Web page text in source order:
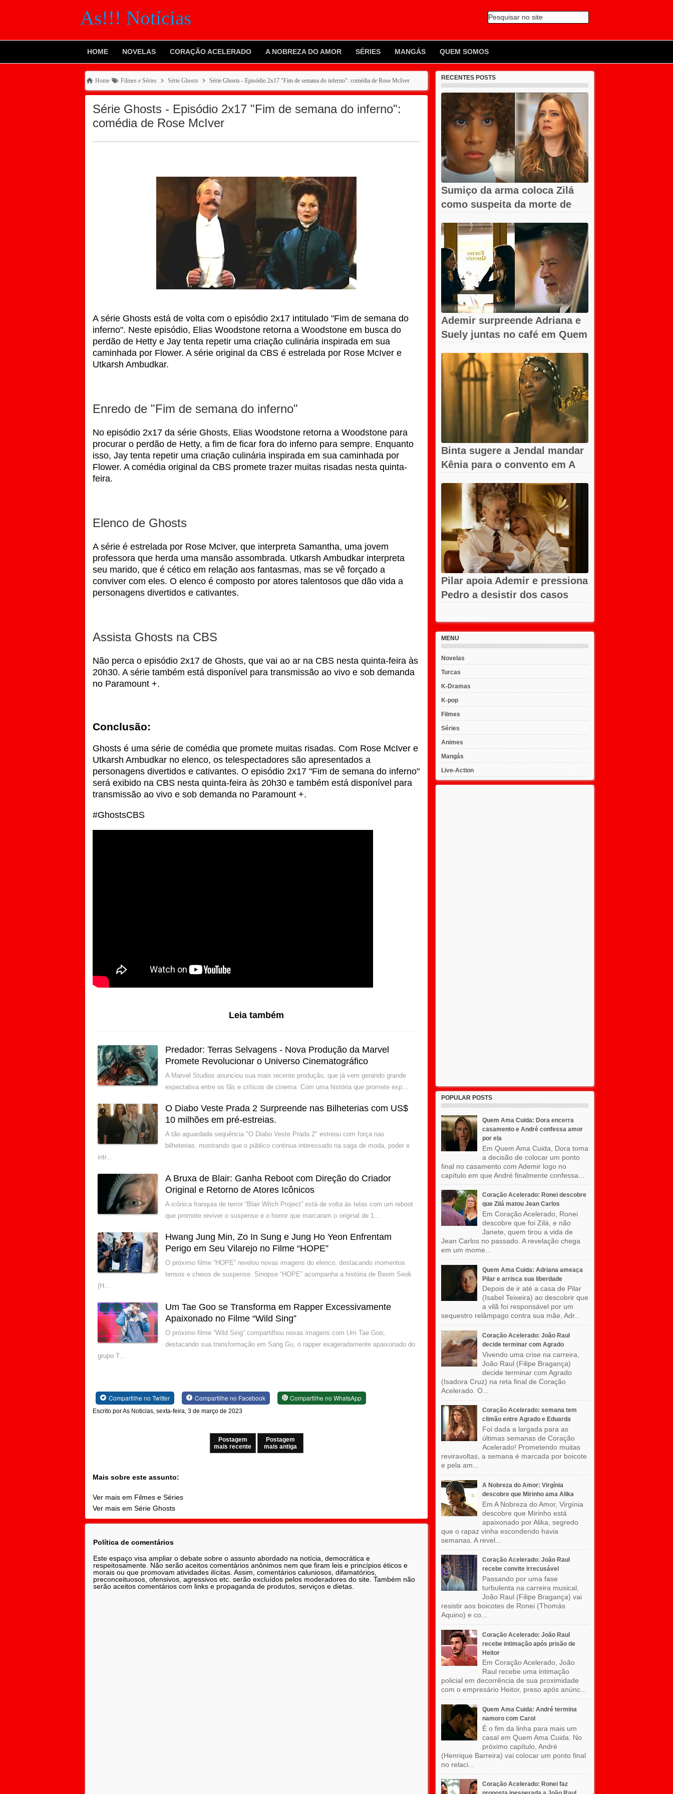
As!!! Notícias Pesquisar no site
HOME NOVELAS CORAÇÃO ACELERADO A NOBREZA DO AMOR SÉRIES MANGÁS QUEM SOMOS
Home Filmes e Séries Série Ghosts Série Ghosts - Episódio 2x17 "Fim de semana do inferno": comédia de Rose McIver
Série Ghosts - Episódio 2x17 "Fim de semana do inferno":
comédia de Rose McIver
A série Ghosts está de volta com o episódio 2x17 intitulado "Fim de semana do
inferno". Neste episódio, Elias Woodstone retorna a Woodstone em busca do
perdão de Hetty e Jay tenta repetir uma criação culinária inspirada em sua
caminhada por Flower. A série original da CBS é estrelada por Rose McIver e
Utkarsh Ambudkar.
Enredo de "Fim de semana do inferno"
No episódio 2x17 da série Ghosts, Elias Woodstone retorna a Woodstone para
procurar o perdão de Hetty, a fim de ficar fora do inferno para sempre. Enquanto
isso, Jay tenta repetir uma criação culinária inspirada em sua caminhada por
Flower. A comédia original da CBS promete trazer muitas risadas nesta quinta-
feira.
Elenco de Ghosts
A série é estrelada por Rose McIver, que interpreta Samantha, uma jovem
professora que herda uma mansão assombrada. Utkarsh Ambudkar interpreta
seu marido, que é cético em relação aos fantasmas, mas se vê forçado a
conviver com eles. O elenco é composto por atores talentosos que dão vida a
personagens divertidos e cativantes.
Assista Ghosts na CBS
Não perca o episódio 2x17 de Ghosts, que vai ao ar na CBS nesta quinta-feira às
20h30. A série também está disponível para transmissão ao vivo e sob demanda
no Paramount +.
Conclusão:
Ghosts é uma série de comédia que promete muitas risadas. Com Rose McIver e
Utkarsh Ambudkar no elenco, os telespectadores são apresentados a
personagens divertidos e cativantes. O episódio 2x17 "Fim de semana do inferno"
será exibido na CBS nesta quinta-feira às 20h30 e também está disponível para
transmissão ao vivo e sob demanda no Paramount +.
#GhostsCBS
Leia também
Predador: Terras Selvagens - Nova Produção da Marvel
Promete Revolucionar o Universo Cinematográfico
A Marvel Studios anunciou sua mais recente produção, que já vem gerando grande
expectativa entre os fãs e críticos de cinema. Com uma história que promete exp…
O Diabo Veste Prada 2 Surpreende nas Bilheterias com US$
10 milhões em pré-estreias.
A tão aguardada sequência "O Diabo Veste Prada 2" estreou com força nas
bilheterias, mostrando que o público continua interessado na saga de moda, poder e
intr…
A Bruxa de Blair: Ganha Reboot com Direção do Criador
Original e Retorno de Atores Icônicos
A icônica franquia de terror “Blair Witch Project” está de volta às telas com um reboot
que promete reviver o suspense e o horror que marcaram o original de 1…
Hwang Jung Min, Zo In Sung e Jung Ho Yeon Enfrentam
Perigo em Seu Vilarejo no Filme “HOPE”
O próximo filme “HOPE” revelou novas imagens do elenco, destacando momentos
tensos e cheios de suspense. Sinopse “HOPE” acompanha a história de Beom Seok
(H…
Um Tae Goo se Transforma em Rapper Excessivamente
Apaixonado no Filme “Wild Sing”
O próximo filme “Wild Sing” compartilhou novas imagens com Um Tae Goo,
destacando sua transformação em Sang Gu, o rapper exageradamente apaixonado do
grupo T…
Compartilhe no Twitter Compartilhe no Facebook Compartilhe no WhatsApp
Escrito por As Noticias, sexta-feira, 3 de março de 2023
Postagem
mais recente
Postagem
mais antiga
Mais sobre este assunto:
Ver mais em Filmes e Séries
Ver mais em Série Ghosts
Política de comentários
Este espaço visa ampliar o debate sobre o assunto abordado na notícia, democrática e
respeitosamente. Não serão aceitos comentários anônimos nem que firam leis e princípios éticos e
morais ou que promovam atividades ilícitas. Assim, comentários caluniosos, difamatórios,
preconceituosos, ofensivos, agressivos etc. serão excluídos pelos moderadores do site. Também não
serão aceitos comentários com links e propaganda de produtos, serviços e dietas.
RECENTES POSTS
Sumiço da arma coloca Zilá
como suspeita da morte de
Ademir surpreende Adriana e
Suely juntas no café em Quem
Binta sugere a Jendal mandar
Kênia para o convento em A
Pilar apoia Ademir e pressiona
Pedro a desistir dos casos
MENU
Novelas
Turcas
K-Dramas
K-pop
Filmes
Séries
Animes
Mangás
Live-Action
POPULAR POSTS
Quem Ama Cuida: Dora encerra
casamento e André confessa amor
por ela
Em Quem Ama Cuida, Dora toma
a decisão de colocar um ponto
final no casamento com Ademir logo no
capítulo em que André finalmente confessa...
Coração Acelerado: Ronei descobre
que Zilá matou Jean Carlos
Em Coração Acelerado, Ronei
descobre que foi Zilá, e não
Janete, quem tirou a vida de
Jean Carlos no passado. A revelação chega
em um mome...
Quem Ama Cuida: Adriana ameaça
Pilar e arrisca sua liberdade
Depois de ir até a casa de Pilar
(Isabel Teixeira) ao descobrir que
a vilã foi responsável por um
sequestro relâmpago contra sua mãe, Adr...
Coração Acelerado: João Raul
decide terminar com Agrado
Vivendo uma crise na carreira,
João Raul (Filipe Bragança)
decide terminar com Agrado
(Isadora Cruz) na reta final de Coração
Acelerado. O...
Coração Acelerado: semana tem
climão entre Agrado e Eduarda
Foi dada a largada para as
últimas semanas de Coração
Acelerado! Prometendo muitas
reviravoltas, a semana é marcada por boicote
e pela am...
A Nobreza do Amor: Virgínia
descobre que Mirinho ama Alika
Em A Nobreza do Amor, Virgínia
descobre que Mirinho está
apaixonado por Alika, segredo
que o rapaz vinha escondendo havia
semanas. A revel...
Coração Acelerado: João Raul
recebe convite irrecusável
Passando por uma fase
turbulenta na carreira musical,
João Raul (Filipe Bragança) vai
resistir aos boicotes de Ronei (Thomás
Aquino) e co...
Coração Acelerado: João Raul
recebe intimação após prisão de
Heitor
Em Coração Acelerado, João
Raul recebe uma intimação
policial em decorrência de sua proximidade
com o empresário Heitor, preso após anúnc...
Quem Ama Cuida: André termina
namoro com Carol
É o fim da linha para mais um
casal em Quem Ama Cuida. No
próximo capítulo, André
(Henrique Barreira) vai colocar um ponto final
no relaci...
Coração Acelerado: Ronei faz